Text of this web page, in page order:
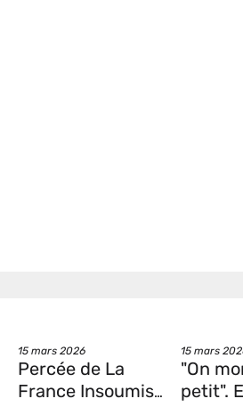
Date
15 mars 2026
Percée de La
France Insoumise
Date
15 mars
"On
petit".